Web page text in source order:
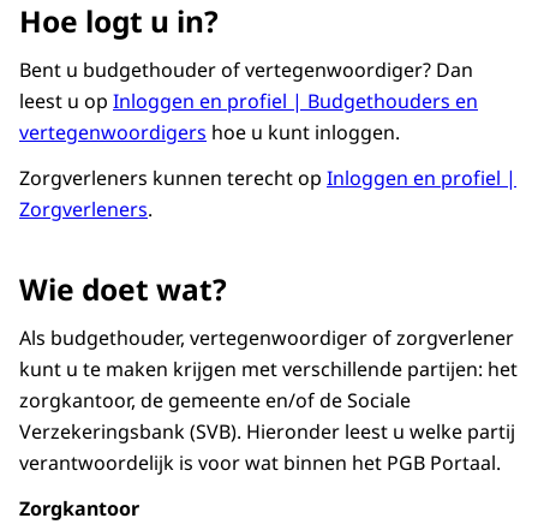
Hoe logt u in?
Bent u budgethouder of vertegenwoordiger? Dan
leest u op Inloggen en profiel | Budgethouders en
vertegenwoordigers hoe u kunt inloggen.
Zorgverleners kunnen terecht op Inloggen en profiel |
Zorgverleners.
Wie doet wat?
Als budgethouder, vertegenwoordiger of zorgverlener
kunt u te maken krijgen met verschillende partijen: het
zorgkantoor, de gemeente en/of de Sociale
Verzekeringsbank (SVB). Hieronder leest u welke partij
verantwoordelijk is voor wat binnen het PGB Portaal.
Zorgkantoor